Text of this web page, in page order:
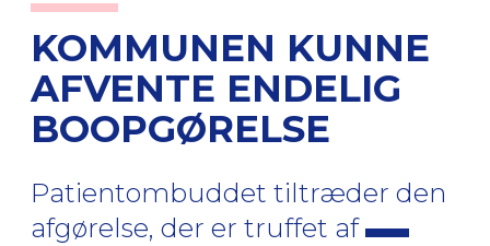
KOMMUNEN KUNNE
AFVENTE ENDELIG
BOOPGØRELSE
Patientombuddet tiltræder den
afgørelse, der er truffet af